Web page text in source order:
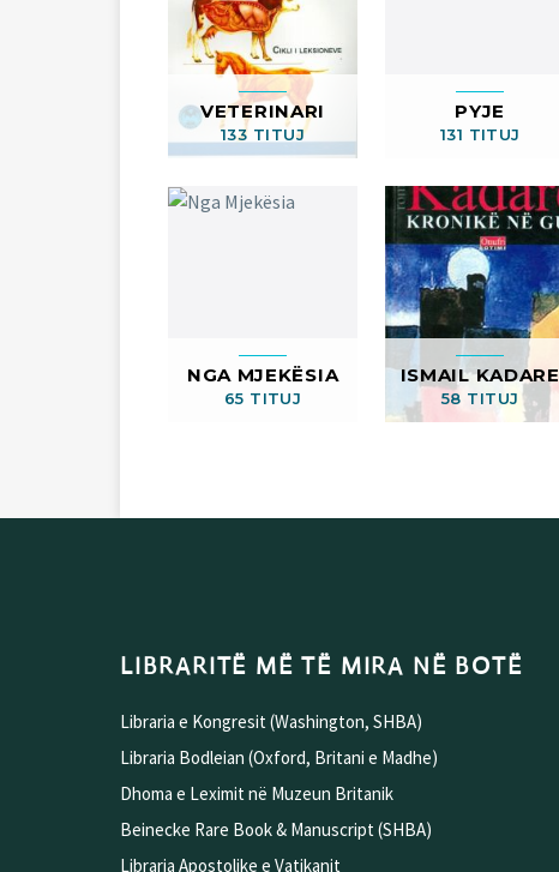
VETERINARI
133 TITUJ
PYJE
131 TITUJ
NGA MJEKËSIA
65 TITUJ
ISMAIL KADARE
58 TITUJ
LIBRARITË MË TË MIRA NË BOTË
Libraria e Kongresit (Washington, SHBA)
Libraria Bodleian (Oxford, Britani e Madhe)
Dhoma e Leximit në Muzeun Britanik
Beinecke Rare Book & Manuscript (SHBA)
Libraria Apostolike e Vatikanit